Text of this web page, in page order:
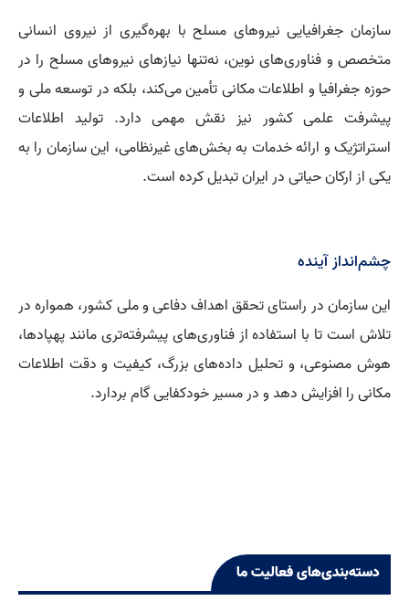
سازمان جغرافیایی نیروهای مسلح با بهره‌گیری از نیروی انسانی
متخصص و فناوری‌های نوین، نه‌تنها نیازهای نیروهای مسلح را در
حوزه جغرافیا و اطلاعات مکانی تأمین می‌کند، بلکه در توسعه ملی و
پیشرفت علمی کشور نیز نقش مهمی دارد. تولید اطلاعات
استراتژیک و ارائه خدمات به بخش‌های غیرنظامی، این سازمان را به
یکی از ارکان حیاتی در ایران تبدیل کرده است.
چشم‌انداز آینده
این سازمان در راستای تحقق اهداف دفاعی و ملی کشور، همواره در
تلاش است تا با استفاده از فناوری‌های پیشرفته‌تری مانند پهپادها،
هوش مصنوعی، و تحلیل داده‌های بزرگ، کیفیت و دقت اطلاعات
مکانی را افزایش دهد و در مسیر خودکفایی گام بردارد.
دسته‌بندی‌های فعالیت ما